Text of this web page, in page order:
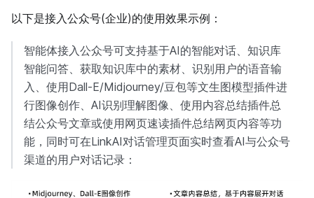
以下是接入公众号(企业)的使用效果示例：
智能体接入公众号可支持基于AI的智能对话、知识库
智能问答、获取知识库中的素材、识别用户的语音输
入、使用Dall-E/Midjourney/豆包等文生图模型插件进
行图像创作、AI识别理解图像、使用内容总结插件总
结公众号文章或使用网页速读插件总结网页内容等功
能，同时可在LinkAI对话管理页面实时查看AI与公众号
渠道的用户对话记录：